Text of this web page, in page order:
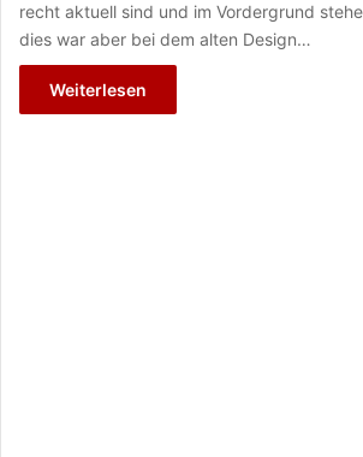
recht aktuell sind und im Vordergrund
dies war aber bei dem alten Design…
Weiterlesen